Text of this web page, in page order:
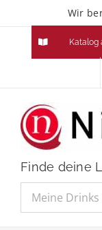
Inhalt
springen
Wir
Katalog
Finde deine